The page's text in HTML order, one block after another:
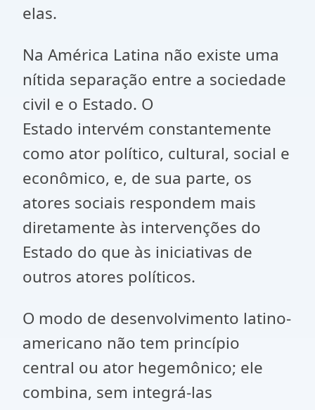
elas.
Na América Latina não existe uma
nítida separação entre a sociedade
civil e o Estado. O
Estado intervém constantemente
como ator político, cultural, social e
econômico, e, de sua parte, os
atores sociais respondem mais
diretamente às intervenções do
Estado do que às iniciativas de
outros atores políticos.
O modo de desenvolvimento latino-
americano não tem princípio
central ou ator hegemônico; ele
combina, sem integrá-las